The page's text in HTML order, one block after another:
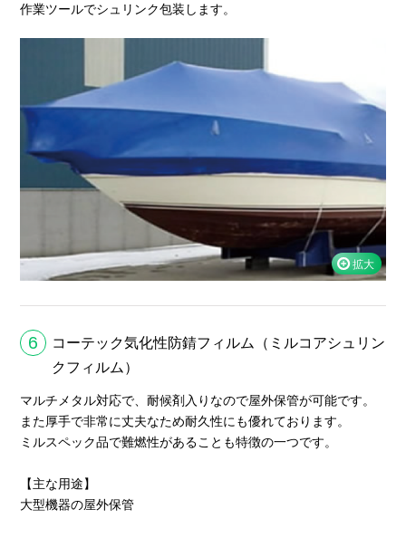
作業ツールでシュリンク包装します。
6
コーテック気化性防錆フィルム（ミルコアシュリン
クフィルム）
マルチメタル対応で、耐候剤入りなので屋外保管が可能です。
また厚手で非常に丈夫なため耐久性にも優れております。
ミルスペック品で難燃性があることも特徴の一つです。
【主な用途】
大型機器の屋外保管